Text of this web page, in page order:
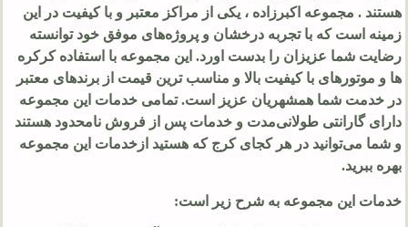
هستند . مجموعه اکبرزاده ، یکی از مراکز معتبر و با کیفیت در این
زمینه است که با تجربه درخشان و پروژه‌های موفق خود توانسته
رضایت شما عزیزان را بدست اورد. این مجموعه با استفاده کرکره
ها و موتورهای با کیفیت بالا و مناسب ترین قیمت از برندهای معتبر
در خدمت شما همشهریان عزیز است. تمامی خدمات این مجموعه
دارای گارانتی طولانی‌مدت و خدمات پس از فروش نامحدود هستند
و شما می‌توانید در هر کجای کرج که هستید ازخدمات این مجموعه
بهره ببرید.
خدمات این مجموعه به شرح زیر است: